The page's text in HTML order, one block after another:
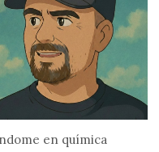
en química